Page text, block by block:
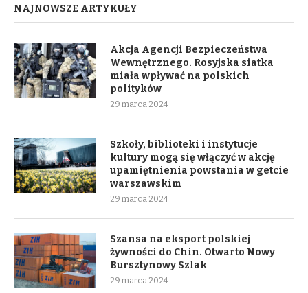
NAJNOWSZE ARTYKUŁY
Akcja Agencji Bezpieczeństwa
Wewnętrznego. Rosyjska siatka
miała wpływać na polskich
polityków
29 marca 2024
Szkoły, biblioteki i instytucje
kultury mogą się włączyć w akcję
upamiętnienia powstania w getcie
warszawskim
29 marca 2024
Szansa na eksport polskiej
żywności do Chin. Otwarto Nowy
Bursztynowy Szlak
29 marca 2024